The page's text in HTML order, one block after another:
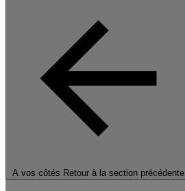
A vos côtés Retour à la section précédente